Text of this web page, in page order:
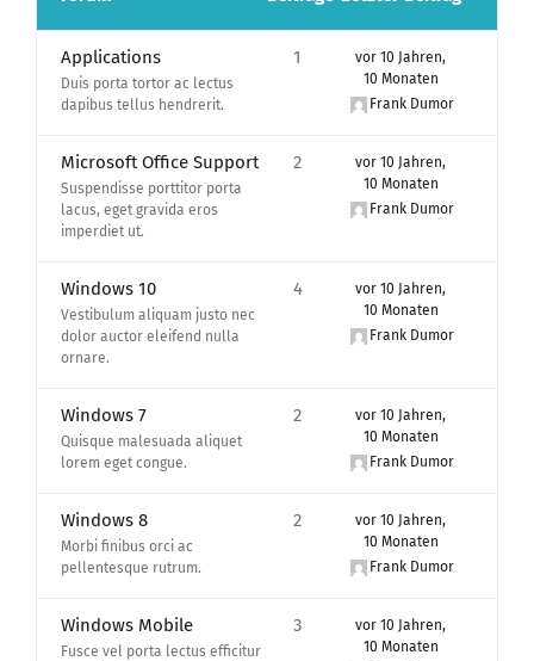
Applications
Duis porta tortor ac lectus
dapibus tellus hendrerit.
1
vor 10 Jahren,
10 Monaten
Frank Dumor
Microsoft Office Support
Suspendisse porttitor porta
lacus, eget gravida eros
imperdiet ut.
2
vor 10 Jahren,
10 Monaten
Frank Dumor
Windows 10
Vestibulum aliquam justo nec
dolor auctor eleifend nulla
ornare.
4
vor 10 Jahren,
10 Monaten
Frank Dumor
Windows 7
Quisque malesuada aliquet
lorem eget congue.
2
vor 10 Jahren,
10 Monaten
Frank Dumor
Windows 8
Morbi finibus orci ac
pellentesque rutrum.
2
vor 10 Jahren,
10 Monaten
Frank Dumor
Windows Mobile
Fusce vel porta lectus efficitur
3
vor 10 Jahren,
10 Monaten